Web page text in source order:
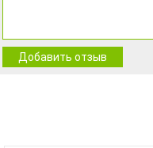
Добавить отзыв